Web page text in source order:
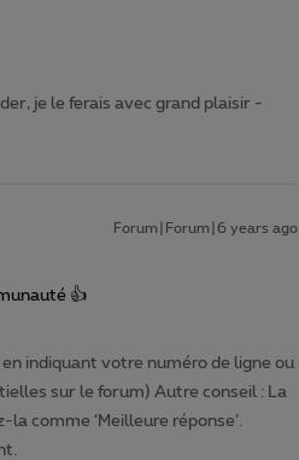
je le ferais avec grand plaisir -
Forum|Forum|6 years ago
👍
indiquant votre numéro de ligne ou
sur le forum) Autre conseil : La
comme ‘Meilleure réponse’.